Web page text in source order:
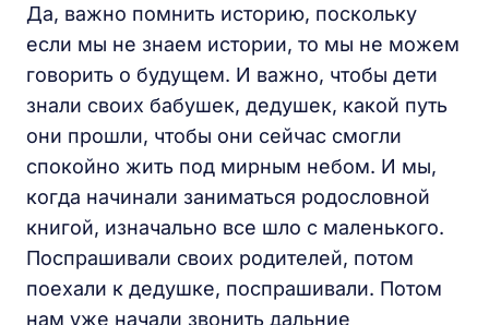
Да, важно помнить историю, поскольку
если мы не знаем истории, то мы не можем
говорить о будущем. И важно, чтобы дети
знали своих бабушек, дедушек, какой путь
они прошли, чтобы они сейчас смогли
спокойно жить под мирным небом. И мы,
когда начинали заниматься родословной
книгой, изначально все шло с маленького.
Поспрашивали своих родителей, потом
поехали к дедушке, поспрашивали. Потом
нам уже начали звонить дальние